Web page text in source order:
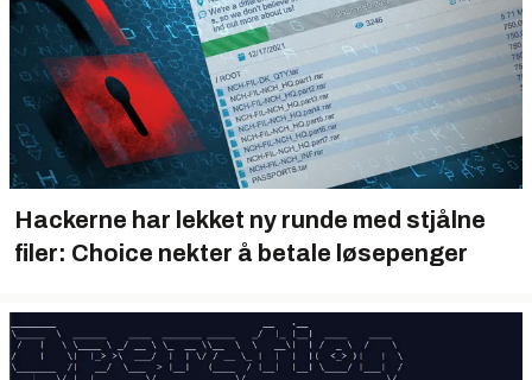
Hackerne har lekket ny runde med stjålne
filer: Choice nekter å betale løsepenger